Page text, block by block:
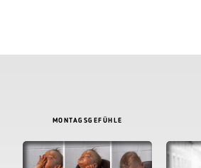
MONTAGSGEFÜHLE